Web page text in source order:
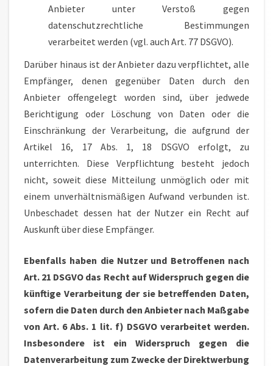
Anbieter unter Verstoß gegen
datenschutzrechtliche Bestimmungen
verarbeitet werden (vgl. auch Art. 77 DSGVO).
Darüber hinaus ist der Anbieter dazu verpflichtet, alle
Empfänger, denen gegenüber Daten durch den
Anbieter offengelegt worden sind, über jedwede
Berichtigung oder Löschung von Daten oder die
Einschränkung der Verarbeitung, die aufgrund der
Artikel 16, 17 Abs. 1, 18 DSGVO erfolgt, zu
unterrichten. Diese Verpflichtung besteht jedoch
nicht, soweit diese Mitteilung unmöglich oder mit
einem unverhältnismäßigen Aufwand verbunden ist.
Unbeschadet dessen hat der Nutzer ein Recht auf
Auskunft über diese Empfänger.
Ebenfalls haben die Nutzer und Betroffenen nach
Art. 21 DSGVO das Recht auf Widerspruch gegen die
künftige Verarbeitung der sie betreffenden Daten,
sofern die Daten durch den Anbieter nach Maßgabe
von Art. 6 Abs. 1 lit. f) DSGVO verarbeitet werden.
Insbesondere ist ein Widerspruch gegen die
Datenverarbeitung zum Zwecke der Direktwerbung